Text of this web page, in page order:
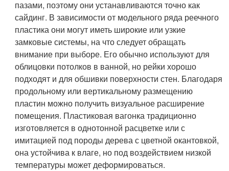
пазами, поэтому они устанавливаются точно как
сайдинг. В зависимости от модельного ряда реечного
пластика они могут иметь широкие или узкие
замковые системы, на что следует обращать
внимание при выборе. Его обычно используют для
облицовки потолков в ванной, но рейки хорошо
подходят и для обшивки поверхности стен. Благодаря
продольному или вертикальному размещению
пластин можно получить визуальное расширение
помещения. Пластиковая вагонка традиционно
изготовляется в однотонной расцветке или с
имитацией под породы дерева с цветной окантовкой,
она устойчива к влаге, но под воздействием низкой
температуры может деформироваться.